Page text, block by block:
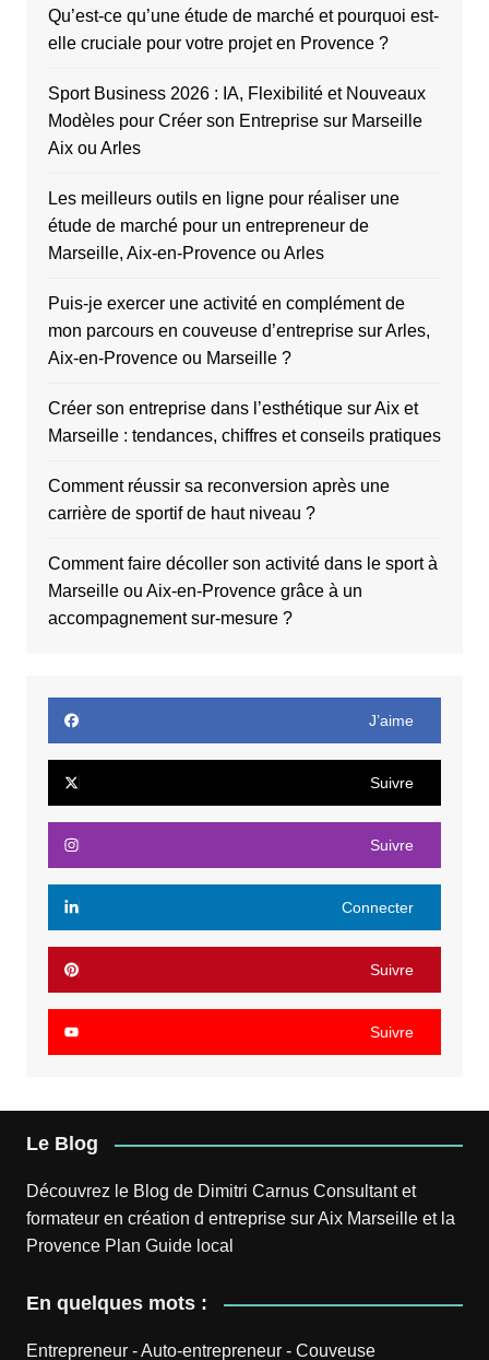
Qu’est-ce qu’une étude de marché et pourquoi est-
elle cruciale pour votre projet en Provence ?
Sport Business 2026 : IA, Flexibilité et Nouveaux
Modèles pour Créer son Entreprise sur Marseille
Aix ou Arles
Les meilleurs outils en ligne pour réaliser une
étude de marché pour un entrepreneur de
Marseille, Aix-en-Provence ou Arles
Puis-je exercer une activité en complément de
mon parcours en couveuse d’entreprise sur Arles,
Aix-en-Provence ou Marseille ?
Créer son entreprise dans l’esthétique sur Aix et
Marseille : tendances, chiffres et conseils pratiques
Comment réussir sa reconversion après une
carrière de sportif de haut niveau ?
Comment faire décoller son activité dans le sport à
Marseille ou Aix-en-Provence grâce à un
accompagnement sur-mesure ?
J’aime
Suivre
Suivre
Connecter
Suivre
Suivre
Le Blog
Découvrez le Blog de Dimitri CarnusConsultant et
formateur en création d entreprise sur Aix Marseille et la
Provence Plan Guide local
En quelques mots :
Entrepreneur-Auto-entrepreneur- Couveuse